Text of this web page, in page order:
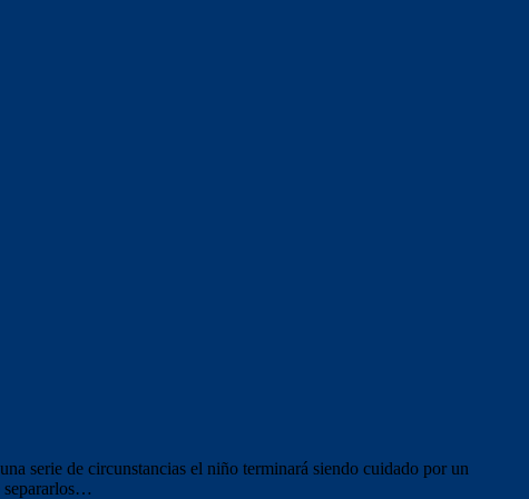
serie de circunstancias el niño terminará siendo cuidado por un
separarlos…